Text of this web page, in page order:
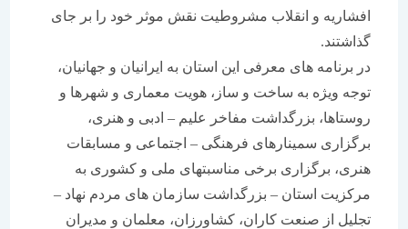
افشاریه و انقلاب مشروطیت نقش موثر خود را بر جای
گذاشتند.
در برنامه های معرفی این استان به ایرانیان و جهانیان،
توجه ویژه به ساخت و ساز، هویت معماری و شهرها و
روستاها، بزرگداشت مفاخر علیم – ادبی و هنری،
برگزاری سمینارهای فرهنگی – اجتماعی و مسابقات
هنری، برگزاری برخی مناسبتهای ملی و کشوری به
مرکزیت استان – بزرگداشت سازمان های مردم نهاد –
تجلیل از صنعت کاران، کشاورزان، معلمان و مدیران